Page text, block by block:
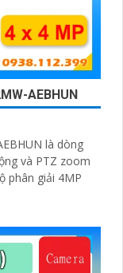
AEBHUN
là dòng
và PTZ zoom
phân giải 4MP